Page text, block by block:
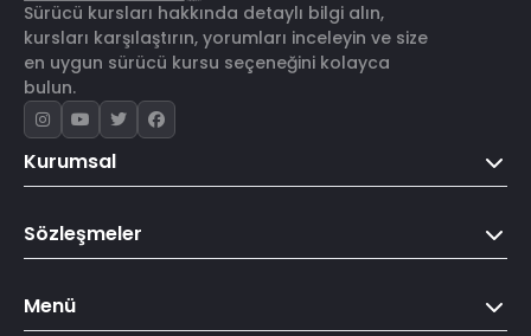
Sürücü kursları hakkında detaylı bilgi alın,
kursları karşılaştırın, yorumları inceleyin ve size
en uygun sürücü kursu seçeneğini kolayca
bulun.
Kurumsal
Sözleşmeler
Menü